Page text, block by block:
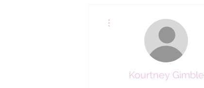
Kourtney Gimble